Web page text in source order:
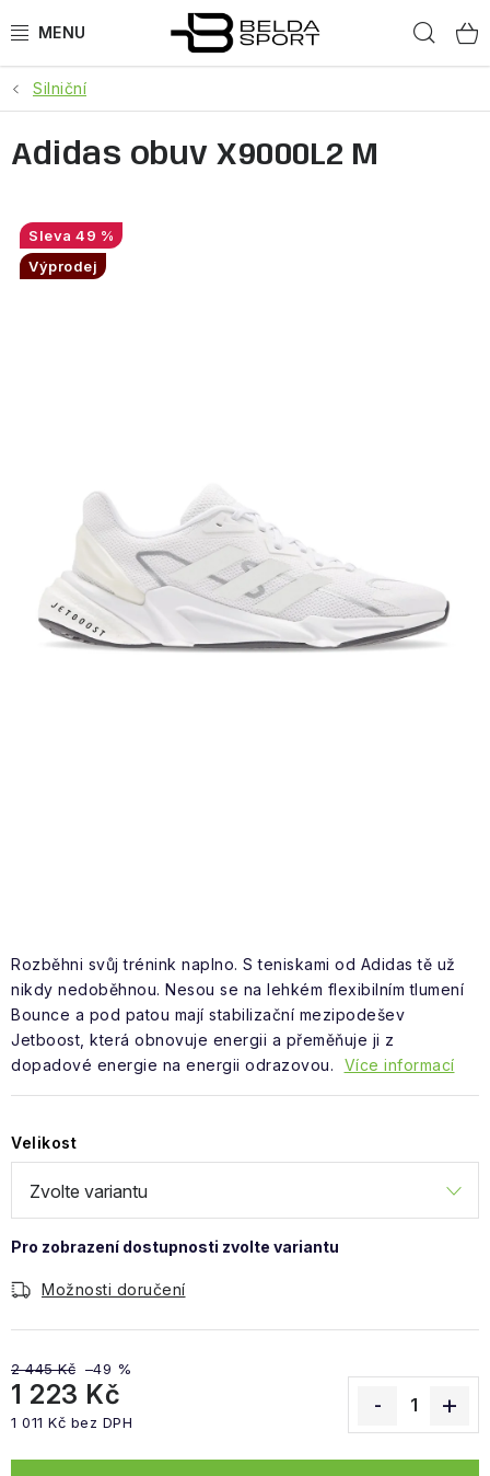
na
SPORTY
BĚH
BOGNER
VÝPRODEJ
NAŠE SLUŽBY
NEZAŘAZENÉ
Obchodní podmínky
Silniční
Rozběhni svůj trénink naplno. S teniskami od Adidas tě už
nikdy nedoběhnou. Nesou se na lehkém flexibilním tlumení
Bounce a pod patou mají stabilizační mezipodešev
Jetboost, která obnovuje energii a přeměňuje ji z
dopadové energie na energii odrazovou.
Více informací
Velikost
Možnosti doručení
2 445 Kč –49 %
1 223 Kč
1 011 Kč bez DPH
Adidas obuv X9000L2 M
49 %
Výprodej